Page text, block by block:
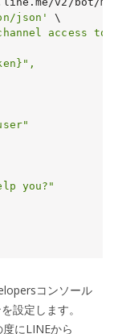
json'
\
access
you?"
コンソール
設定します。
にLINEから